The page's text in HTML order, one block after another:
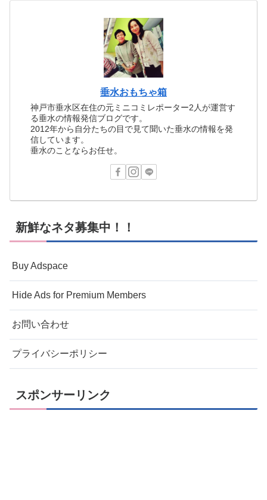
垂水おもちゃ箱
神戸市垂水区在住の元ミニコミレポーター2人が運営す
る垂水の情報発信ブログです。
2012年から自分たちの目で見て聞いた垂水の情報を発
信しています。
垂水のことならお任せ。
新鮮なネタ募集中！！
Buy Adspace
Hide Ads for Premium Members
お問い合わせ
プライバシーポリシー
スポンサーリンク